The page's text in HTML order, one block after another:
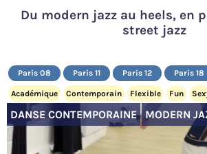
Du modern jazz au heels, en
street jazz
Paris 08 Paris 11 Paris 12 Paris 18
Académique Contemporain Flexible Fun
DANSE CONTEMPORAINE MODERN